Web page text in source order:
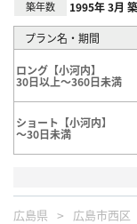
築年数 1995年 3月 築
プラン名・期間
ロング【小河内】
30日以上～360日未満
ショート【小河内】
～30日未満
広島県 広島市西区